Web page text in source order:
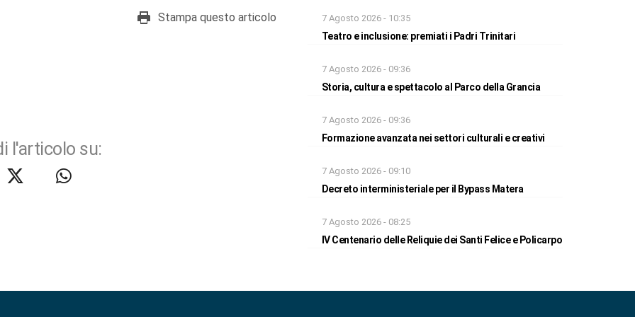
Stampa questo articolo
l'articolo su:
7 Agosto 2026 - 10:35
Teatro e inclusione: premiati i Padri Trinitari
7 Agosto 2026 - 09:36
Storia, cultura e spettacolo al Parco della Grancia
7 Agosto 2026 - 09:36
Formazione avanzata nei settori culturali e creativi
7 Agosto 2026 - 09:10
Decreto interministeriale per il Bypass Matera
7 Agosto 2026 - 08:25
IV Centenario delle Reliquie dei Santi Felice e Policarpo